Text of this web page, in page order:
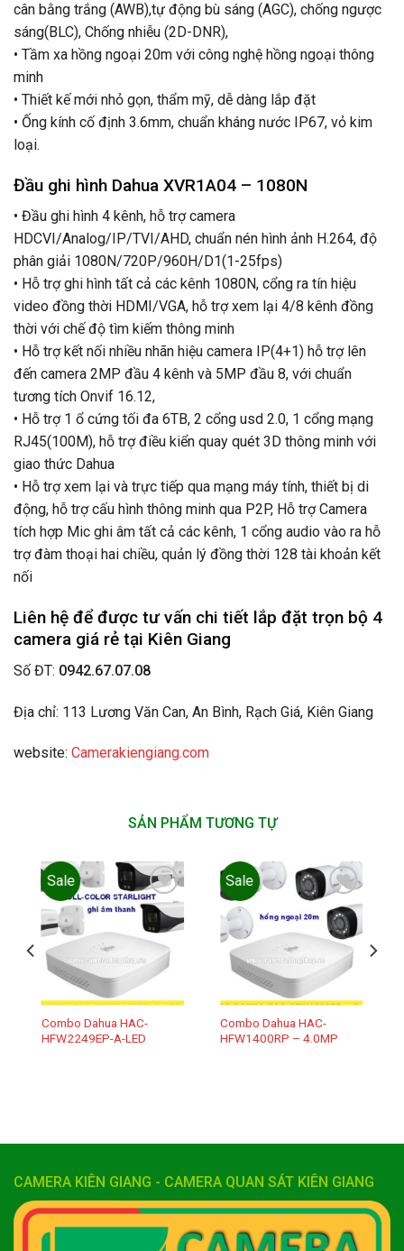
cân bằng trắng (AWB),tự động bù sáng (AGC), chống ngược
sáng(BLC), Chống nhiễu (2D-DNR),
• Tầm xa hồng ngoại 20m với công nghệ hồng ngoại thông
minh
• Thiết kế mới nhỏ gọn, thẩm mỹ, dễ dàng lắp đặt
• Ống kính cố định 3.6mm, chuẩn kháng nước IP67, vỏ kim
loại.
Đầu ghi hình Dahua XVR1A04 – 1080N
• Đầu ghi hình 4 kênh, hỗ trợ camera
HDCVI/Analog/IP/TVI/AHD, chuẩn nén hình ảnh H.264, độ
phân giải 1080N/720P/960H/D1(1-25fps)
• Hỗ trợ ghi hình tất cả các kênh 1080N, cổng ra tín hiệu
video đồng thời HDMI/VGA, hỗ trợ xem lại 4/8 kênh đồng
thời với chế độ tìm kiếm thông minh
• Hỗ trợ kết nối nhiều nhãn hiệu camera IP(4+1) hỗ trợ lên
đến camera 2MP đầu 4 kênh và 5MP đầu 8, với chuẩn
tương tích Onvif 16.12,
• Hỗ trợ 1 ổ cứng tối đa 6TB, 2 cổng usd 2.0, 1 cổng mạng
RJ45(100M), hỗ trợ điều kiển quay quét 3D thông minh với
giao thức Dahua
• Hỗ trợ xem lại và trực tiếp qua mạng máy tính, thiết bị di
động, hỗ trợ cấu hình thông minh qua P2P, Hỗ trợ Camera
tích hợp Mic ghi âm tất cả các kênh, 1 cổng audio vào ra hỗ
trợ đàm thoại hai chiều, quản lý đồng thời 128 tài khoản kết
nối
Liên hệ để được tư vấn chi tiết lắp đặt trọn bộ 4
camera giá rẻ tại Kiên Giang
Số ĐT: 0942.67.07.08
Địa chỉ: 113 Lương Văn Can, An Bình, Rạch Giá, Kiên Giang
website: Camerakiengiang.com
SẢN PHẨM TƯƠNG TỰ
Sale
Add to
wishlist
Combo Dahua HAC-
HFW2249EP-A-LED
Sale
Add to
wishlist
Combo Dahua HAC-
HFW1400RP – 4.0MP
CAMERA KIÊN GIANG - CAMERA QUAN SÁT KIÊN GIANG